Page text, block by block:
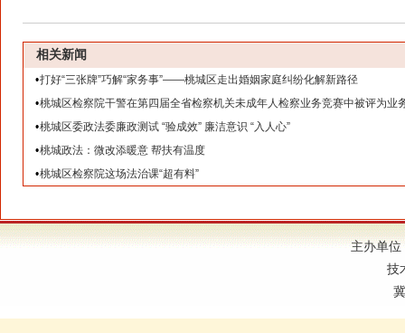
相关新闻
•打好“三张牌”巧解“家务事”——桃城区走出婚姻家庭纠纷化解新路径
•桃城区检察院干警在第四届全省检察机关未成年人检察业务竞赛中被评为业
•桃城区委政法委廉政测试 “验成效” 廉洁意识 “入人心”
•桃城政法：微改添暖意 帮扶有温度
•桃城区检察院这场法治课“超有料”
主办单
技